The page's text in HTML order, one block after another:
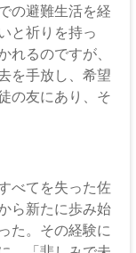
の避難生活を経
と祈りを持っ
れるのですが、
を手放し、希望
の友にあり、そ
べてを失った佐
ら新たに歩み始
た。その経験に